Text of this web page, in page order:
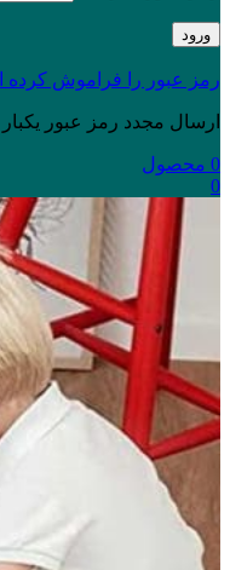
ورود
رمز عبور را فراموش کرده
ارسال مجدد رمز عبور
0 محصول
0